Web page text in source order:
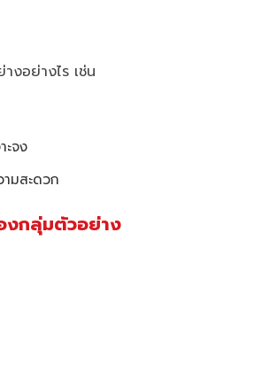
งอย่างไร เช่น
ะจง
มสะดวก
กลุ่มตัวอย่าง